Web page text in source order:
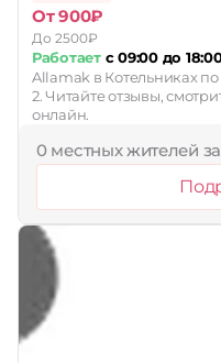
От 900₽
До 2500₽
Работаетс 09:00 до
Allamak в Котельниках
2. Читайте отзывы,
онлайн.
0 местных жителей